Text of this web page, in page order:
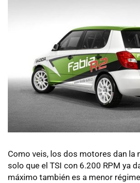
Como veis, los dos motores dan la
solo que el TSI con 6.200 RPM ya
máximo también es a menor